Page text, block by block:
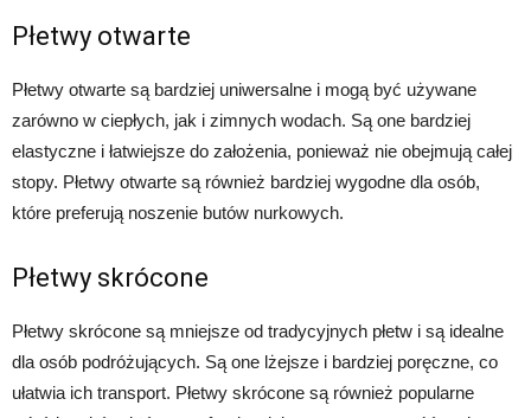
Płetwy otwarte
Płetwy otwarte są bardziej uniwersalne i mogą być używane
zarówno w ciepłych, jak i zimnych wodach. Są one bardziej
elastyczne i łatwiejsze do założenia, ponieważ nie obejmują całej
stopy. Płetwy otwarte są również bardziej wygodne dla osób,
które preferują noszenie butów nurkowych.
Płetwy skrócone
Płetwy skrócone są mniejsze od tradycyjnych płetw i są idealne
dla osób podróżujących. Są one lżejsze i bardziej poręczne, co
ułatwia ich transport. Płetwy skrócone są również popularne